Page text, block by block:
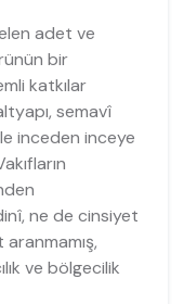
adet ve
bir
katkılar
semavî
inceden inceye
ne de cinsiyet
ve bölgecilik